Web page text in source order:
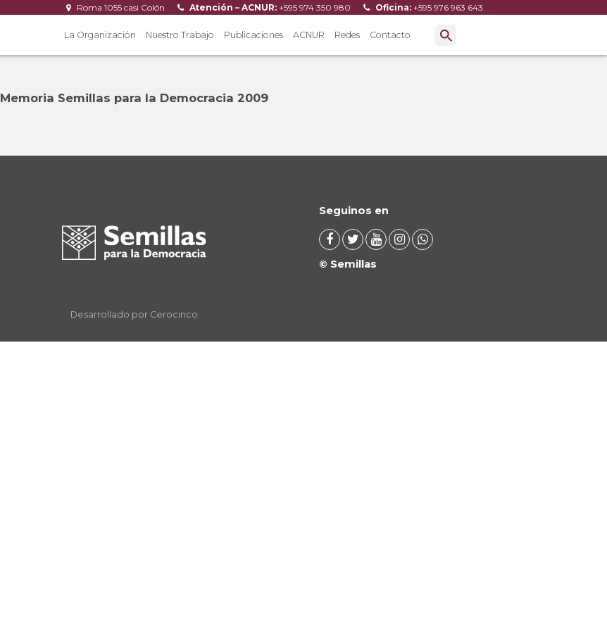
Roma 1055 casi Colón Atención – ACNUR: +595 974 350 980 Oficina: +595 976 963 643
La Organización Nuestro Trabajo Publicaciones ACNUR Redes Contacto
Memoria Semillas para la Democracia 2009
Seguinos en
© Semillas
Desarrollado por Cerocinco